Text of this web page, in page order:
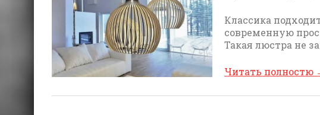
Классика
современную
Такая люстра не
Читать полностю